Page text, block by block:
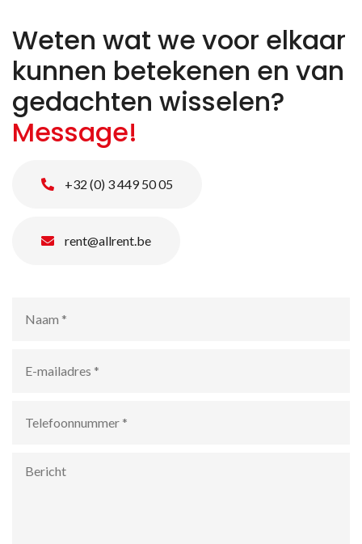
Weten wat we voor elkaar
kunnen betekenen en van
gedachten wisselen?
Message!
+32 (0) 3 449 50 05
rent@allrent.be
mailadres *